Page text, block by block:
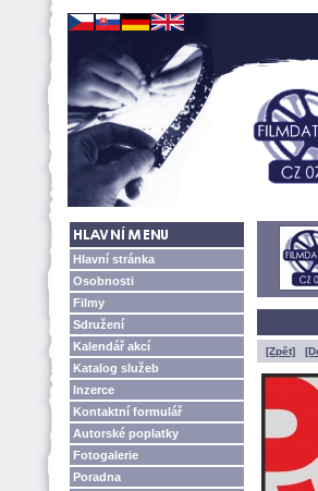
Hlavní stránka
Osobnosti
Filmy
Sdružení
Kalendář akcí
Katalog služeb
Inzerce
Kontaktní formulář
Autorské poplatky
Fotogalerie
Poradna
[Zpět]